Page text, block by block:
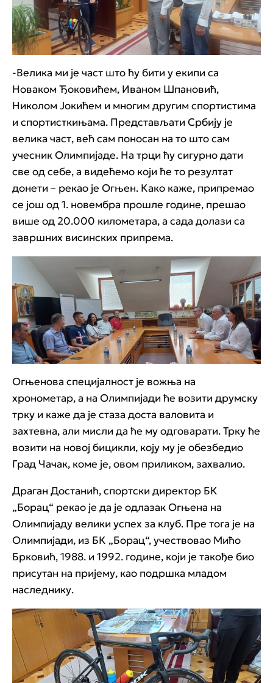
-Велика ми је част што ћу бити у екипи са
Новаком Ђоковићем, Иваном Шпановић,
Николом Јокићем и многим другим спортистима
и спортисткињама. Представљати Србију је
велика част, већ сам поносан на то што сам
учесник Олимпијаде. На трци ћу сигурно дати
све од себе, а видећемо који ће то резултат
донети – рекао је Огњен. Како каже, припремао
се још од 1. новембра прошле године, прешао
више од 20.000 километара, а сада долази са
завршних висинских припрема.
Огњенова специјалност је вожња на
хронометар, а на Олимпијади ће возити друмску
трку и каже да је стаза доста валовита и
захтевна, али мисли да ће му одговарати. Трку ће
возити на новој бицикли, коју му је обезбедио
Град Чачак, коме је, овом приликом, захвалио.
Драган Достанић, спортски директор БК
„Борац“ рекао је да је одлазак Огњена на
Олимпијаду велики успех за клуб. Пре тога је на
Олимпијади, из БК „Борац“, учествовао Мићо
Брковић, 1988. и 1992. године, који је такође био
присутан на пријему, као подршка младом
наследнику.